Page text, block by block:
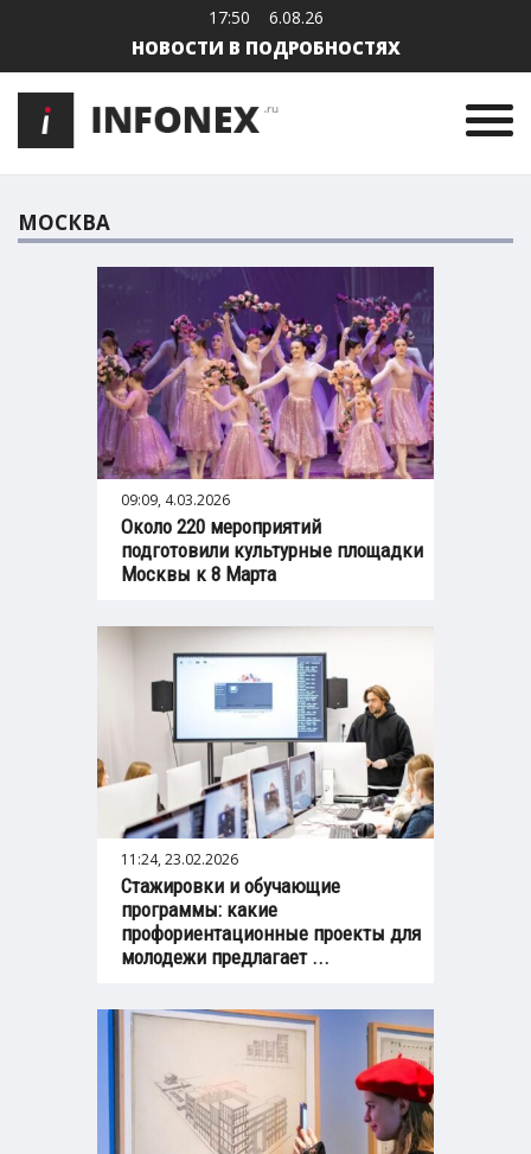
17:50 6.08.26
НОВОСТИ В ПОДРОБНОСТЯХ
МОСКВА
09:09, 4.03.2026
Около 220 мероприятий
подготовили культурные площадки
Москвы к 8 Марта
11:24, 23.02.2026
Стажировки и обучающие
программы: какие
профориентационные проекты для
молодежи предлагает ...